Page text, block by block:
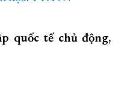
quốc tế chủ động,